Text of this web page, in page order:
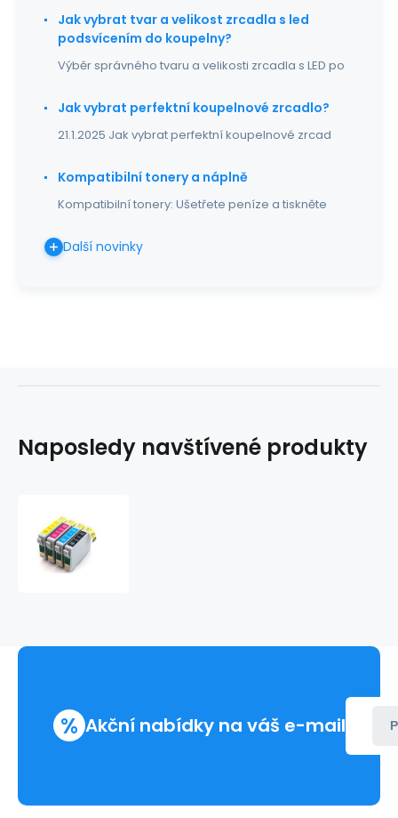
Jak vybrat tvar a velikost zrcadla s led
podsvícením do koupelny?
Výběr správného tvaru a velikosti zrcadla s LED po
Jak vybrat perfektní koupelnové zrcadlo?
21.1.2025 Jak vybrat perfektní koupelnové zrcad
Kompatibilní tonery a náplně
Kompatibilní tonery: Ušetřete peníze a tiskněte
Další novinky
Naposledy navštívené produkty
NEW
T0712,T0713,T0714
% Akční nabídky na váš e-mail